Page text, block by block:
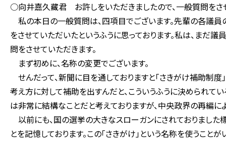
○向井嘉久藏君 お許しをいただきましたので、一般質問をさ
私の本日の一般質問は、四項目でございます。先輩の各議
をさせていただいたというふうに思っております。私は、まだ
問をさせていただきます。
まず初めに、名称の変更でございます。
せんだって、新聞に目を通しておりますと「さきがけ補助制
考え方に対して補助を出すんだと、こういうふうに決められて
は非常に結構なことだと考えておりますが、中央政界の再編に
以前にも、国の選挙の大きなスローガンにされておりました
とを記憶しております。この「さきがけ」という名称を使うこ